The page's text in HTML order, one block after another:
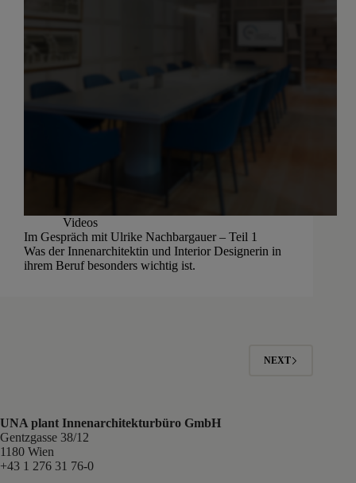
Videos
Im Gespräch mit Ulrike Nachbargauer – Teil 1
Was der Innenarchitektin und Interior Designerin in
ihrem Beruf besonders wichtig ist.
NEXT
UNA plant Innenarchitekturbüro GmbH
Gentzgasse 38/12
1180 Wien
+43 1 276 31 76-0